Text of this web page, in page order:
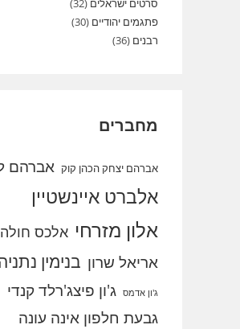
סרטים ישראלים (32)
פתגמים יהודיים (30)
רבנים (36)
מחברים
אברהם יצחק הכהן קוק אברהם
אלברט איינשטיין
אלון מזרחי אלכס
אריאל שרון בנימין
ג'ון אדמס ג'ון פיצג'רלד קנדי
גבעת חלפון אינה עונה